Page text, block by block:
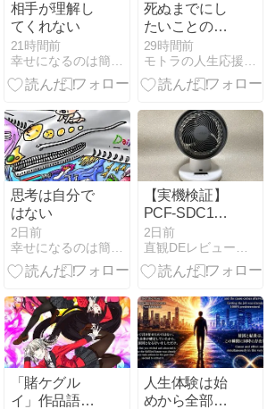
相手が理解し
てくれない
21時間前
死ぬまでにし
たいことの上
位に「本を出
してみたい」
が入っている
29時間前
思考は自分で
はない
2日前
【実機検証】
PCF-SDC18T-
ECの口コミ評
判の真実｜旧
型・他社製品
みた！
2日前
「賭ケグル
イ」作品語り
人生体験は始
めから全部決